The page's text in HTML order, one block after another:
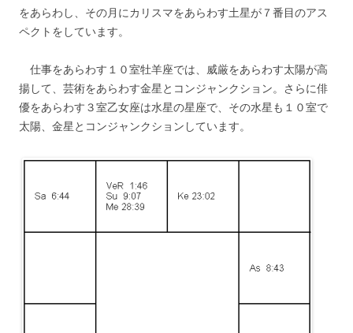
をあらわし、その月にカリスマをあらわす土星が７番目のアス
ペクトをしています。
仕事をあらわす１０室牡羊座では、威厳をあらわす太陽が高
揚して、芸術をあらわす金星とコンジャンクション。さらに俳
優をあらわす３室乙女座は水星の星座で、その水星も１０室で
太陽、金星とコンジャンクションしています。